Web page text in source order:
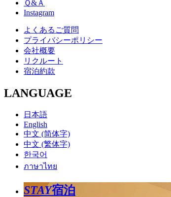
Ｑ&Ａ
Instagram
よくあるご質問
プライバシーポリシー
会社概要
リクルート
宿泊約款
LANGUAGE
日本語
English
中文 (简体字)
中文 (繁体字)
한국어
ภาษาไทย
STAY宿泊